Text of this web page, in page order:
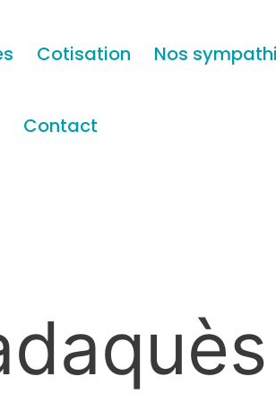
Cotisation Nos
Contact